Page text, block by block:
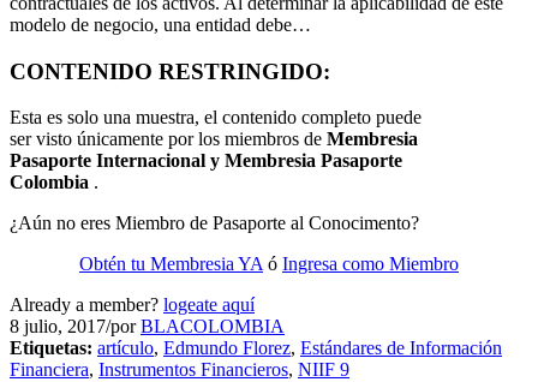
modelo de negocio, una entidad debe…
CONTENIDO RESTRINGIDO:
Esta es solo una muestra, el contenido completo puede
ser visto únicamente por los miembros de Membresia
Pasaporte Internacional y Membresia Pasaporte
Colombia .
¿Aún no eres Miembro de Pasaporte al Conocimento?
Obtén tu Membresia YA ó Ingresa como Miembro
Already a member? logeate aquí
8 julio, 2017/porBLACOLOMBIA
Etiquetas: artículo, Edmundo Florez, Estándares de Información
Financiera, Instrumentos Financieros, NIIF 9